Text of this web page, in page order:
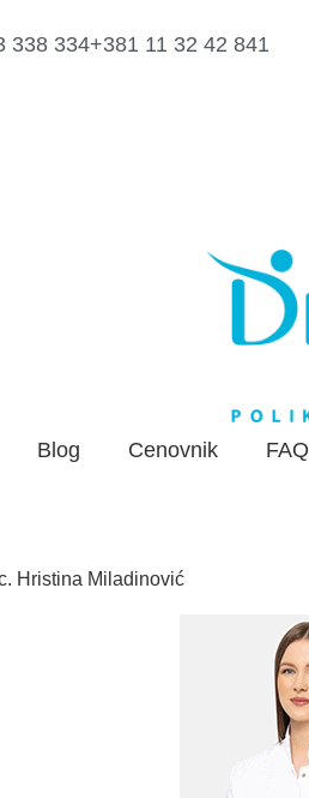
338 334+381 11 32 42 841
Blog Cenovnik FAQ
Hristina Miladinović